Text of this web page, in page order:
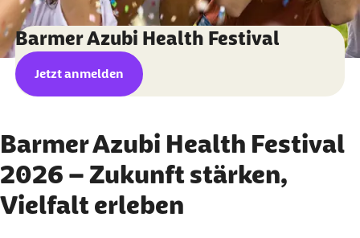
Barmer Azubi Health Festival
Jetzt anmelden
Barmer Azubi Health Festival
2026 – Zukunft stärken,
Vielfalt erleben